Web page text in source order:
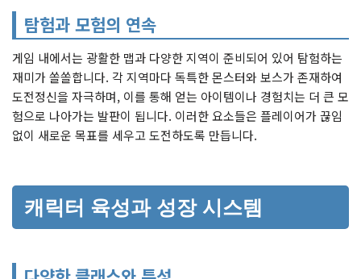
탐험과 모험의 연속
게임 내에서는 광활한 맵과 다양한 지역이 준비되어 있어 탐험하는
재미가 쏠쏠합니다. 각 지역마다 독특한 몬스터와 보스가 존재하여
도전정신을 자극하며, 이를 통해 얻는 아이템이나 경험치는 더 큰 모
험으로 나아가는 발판이 됩니다. 이러한 요소들은 플레이어가 끊임
없이 새로운 목표를 세우고 도전하도록 만듭니다.
캐릭터 육성과 성장 시스템